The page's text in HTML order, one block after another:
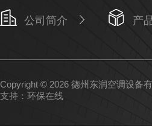
公司简介 产
Copyright © 2026 德州东润空调设备
支持： 环保在线